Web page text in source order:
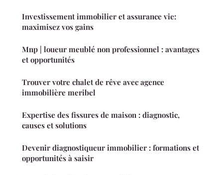
Investissement immobilier et assurance vie:
maximisez vos gains
Mnp | loueur meublé non professionnel : avantages
et opportunités
Trouver votre chalet de rêve avec agence
immobilière meribel
Expertise des fissures de maison : diagnostic,
causes et solutions
Devenir diagnostiqueur immobilier : formations et
opportunités à saisir